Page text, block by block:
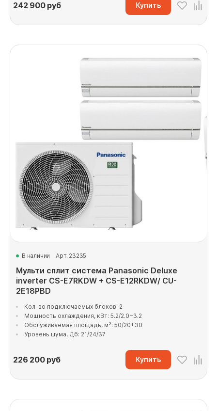
242 900руб Купить
В наличии Арт. 23235
Мульти сплит система Panasonic Deluxe
inverter CS-E7RKDW + CS-E12RKDW/ CU-
2E18PBD
Кол-во подключаемых блоков: 2
Мощность охлаждения, кВт: 5.2/2.0+3.2
Обслуживаемая площадь, м²: 50/20+30
Уровень шума, Дб: 21/24/37
226 200руб Купить